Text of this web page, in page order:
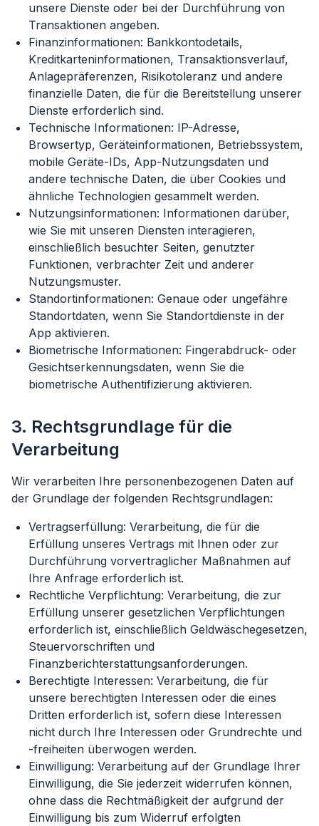
unsere Dienste oder bei der Durchführung von
Transaktionen angeben.
Finanzinformationen: Bankkontodetails,
Kreditkarteninformationen, Transaktionsverlauf,
Anlagepräferenzen, Risikotoleranz und andere
finanzielle Daten, die für die Bereitstellung unserer
Dienste erforderlich sind.
Technische Informationen: IP-Adresse,
Browsertyp, Geräteinformationen, Betriebssystem,
mobile Geräte-IDs, App-Nutzungsdaten und
andere technische Daten, die über Cookies und
ähnliche Technologien gesammelt werden.
Nutzungsinformationen: Informationen darüber,
wie Sie mit unseren Diensten interagieren,
einschließlich besuchter Seiten, genutzter
Funktionen, verbrachter Zeit und anderer
Nutzungsmuster.
Standortinformationen: Genaue oder ungefähre
Standortdaten, wenn Sie Standortdienste in der
App aktivieren.
Biometrische Informationen: Fingerabdruck- oder
Gesichtserkennungsdaten, wenn Sie die
biometrische Authentifizierung aktivieren.
3. Rechtsgrundlage für die
Verarbeitung
Wir verarbeiten Ihre personenbezogenen Daten auf
der Grundlage der folgenden Rechtsgrundlagen:
Vertragserfüllung: Verarbeitung, die für die
Erfüllung unseres Vertrags mit Ihnen oder zur
Durchführung vorvertraglicher Maßnahmen auf
Ihre Anfrage erforderlich ist.
Rechtliche Verpflichtung: Verarbeitung, die zur
Erfüllung unserer gesetzlichen Verpflichtungen
erforderlich ist, einschließlich Geldwäschegesetzen,
Steuervorschriften und
Finanzberichterstattungsanforderungen.
Berechtigte Interessen: Verarbeitung, die für
unsere berechtigten Interessen oder die eines
Dritten erforderlich ist, sofern diese Interessen
nicht durch Ihre Interessen oder Grundrechte und
-freiheiten überwogen werden.
Einwilligung: Verarbeitung auf der Grundlage Ihrer
Einwilligung, die Sie jederzeit widerrufen können,
ohne dass die Rechtmäßigkeit der aufgrund der
Einwilligung bis zum Widerruf erfolgten